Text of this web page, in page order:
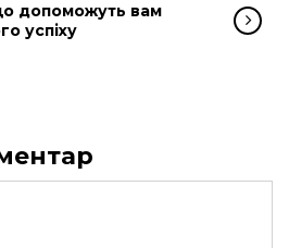
допоможуть вам
успіху